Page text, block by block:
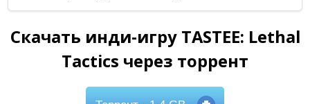
Скачать инди-игру TASTEE: Lethal
Tactics через торрент